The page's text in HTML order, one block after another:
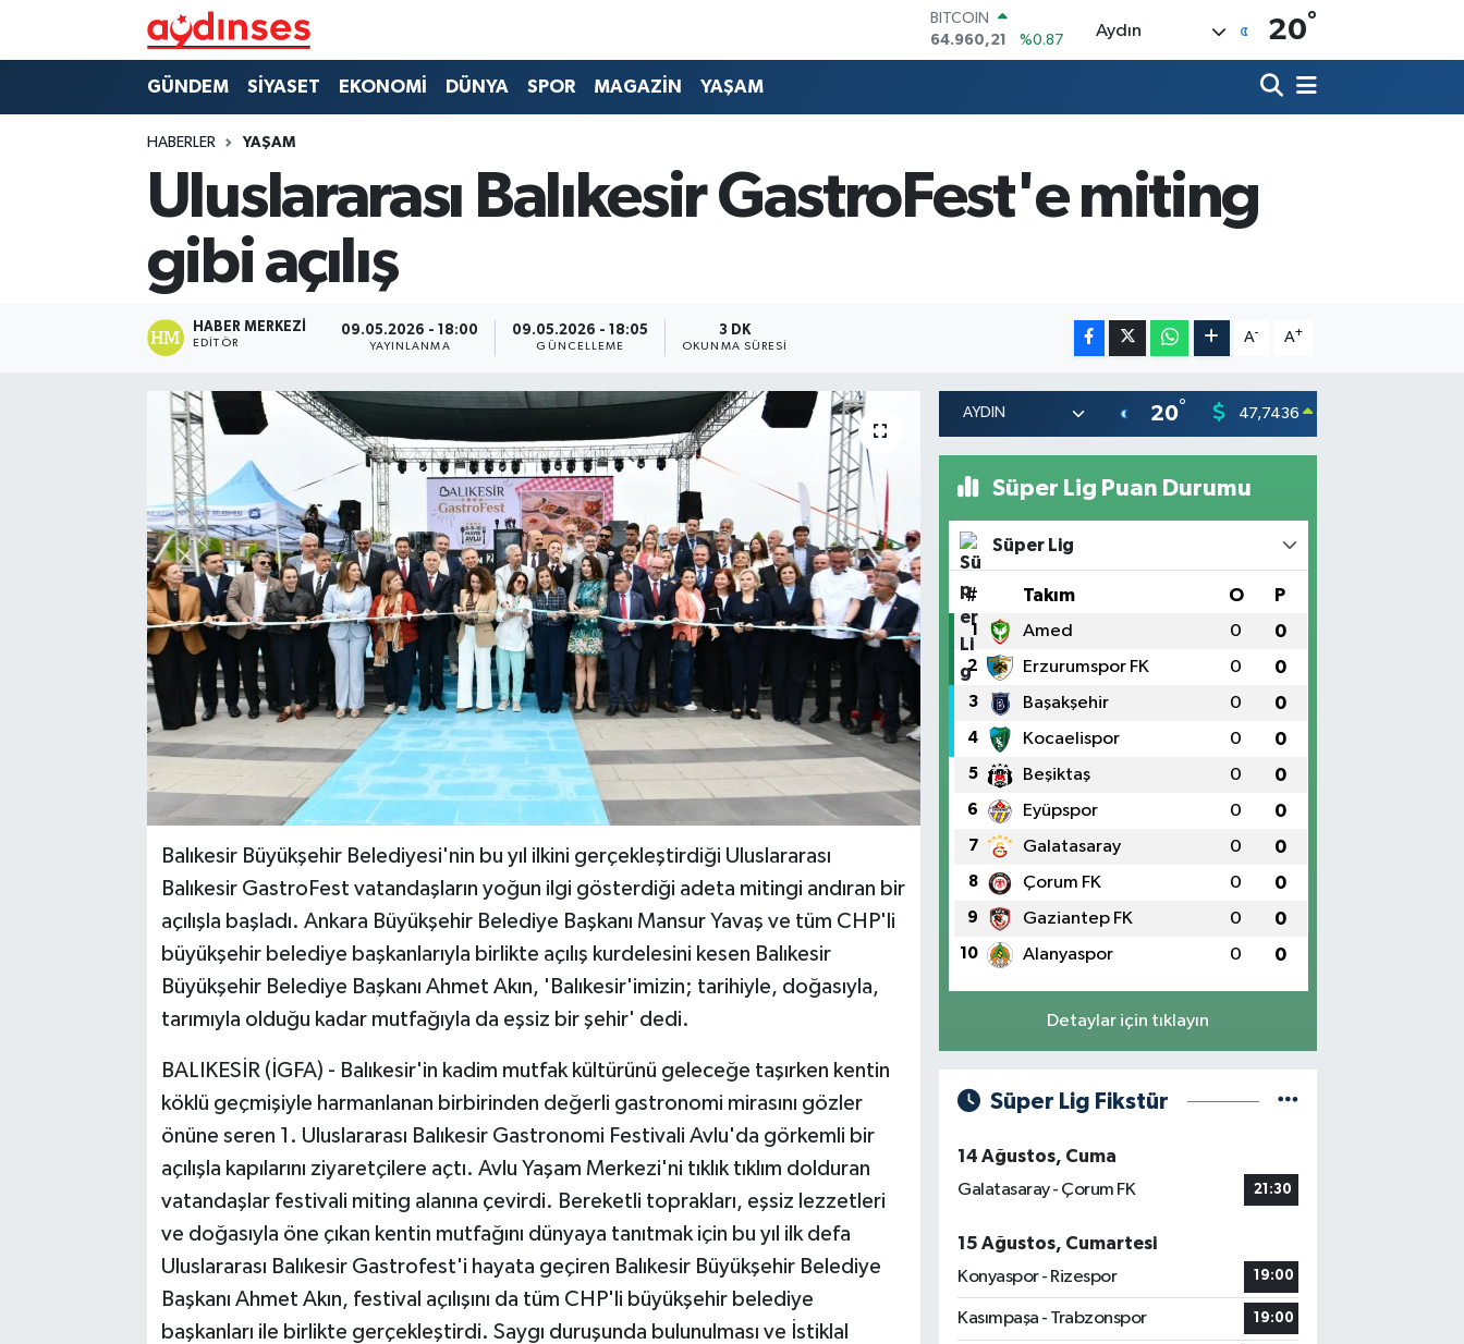
DOLAR
47,7436
%0.18
EURO
6660.55
%0.03
BİST100
13.779
%-14
Aydın 20°
GÜNDEM SİYASET EKONOMİ DÜNYA SPOR MAGAZİN YAŞAM
HABERLER YAŞAM
Uluslararası Balıkesir GastroFest'e miting
gibi açılış
HABER MERKEZI
EDITÖR
09.05.2026 - 18:00
YAYINLANMA
09.05.2026 - 18:05
GÜNCELLEME
3 DK
OKUNMA SÜRESI
A- A+
Balıkesir Büyükşehir Belediyesi'nin bu yıl ilkini gerçekleştirdiği Uluslararası
Balıkesir GastroFest vatandaşların yoğun ilgi gösterdiği adeta mitingi andıran bir
açılışla başladı. Ankara Büyükşehir Belediye Başkanı Mansur Yavaş ve tüm CHP'li
büyükşehir belediye başkanlarıyla birlikte açılış kurdelesini kesen Balıkesir
Büyükşehir Belediye Başkanı Ahmet Akın, 'Balıkesir'imizin; tarihiyle, doğasıyla,
tarımıyla olduğu kadar mutfağıyla da eşsiz bir şehir' dedi.
BALIKESİR (İGFA) - Balıkesir'in kadim mutfak kültürünü geleceğe taşırken kentin
köklü geçmişiyle harmanlanan birbirinden değerli gastronomi mirasını gözler
önüne seren 1. Uluslararası Balıkesir Gastronomi Festivali Avlu'da görkemli bir
açılışla kapılarını ziyaretçilere açtı. Avlu Yaşam Merkezi'ni tıklık tıklım dolduran
vatandaşlar festivali miting alanına çevirdi. Bereketli toprakları, eşsiz lezzetleri
ve doğasıyla öne çıkan kentin mutfağını dünyaya tanıtmak için bu yıl ilk defa
Uluslararası Balıkesir Gastrofest'i hayata geçiren Balıkesir Büyükşehir Belediye
Başkanı Ahmet Akın, festival açılışını da tüm CHP'li büyükşehir belediye
başkanları ile birlikte gerçekleştirdi. Saygı duruşunda bulunulması ve İstiklal
20° 47,7436 0.18
Süper Lig Puan Durumu
Süper Lig
# Takım O P
1 Amed 0 0
2 Erzurumspor FK 0 0
3 Başakşehir 0 0
4 Kocaelispor 0 0
5 Beşiktaş 0 0
6 Eyüpspor 0 0
7 Galatasaray 0 0
8 Çorum FK 0 0
9 Gaziantep FK 0 0
10 Alanyaspor 0 0
Detaylar için tıklayın
Süper Lig Fikstür
14 Ağustos, Cuma
Galatasaray - Çorum FK
21:30
15 Ağustos, Cumartesi
Konyaspor - Rizespor
19:00
Kasımpaşa - Trabzonspor 19:00
Nöbetçi Eczaneler
Hava Durumu
Aydin Namaz Vakitleri
Trafik Durumu
Tüm Manşetler
Son Dakika Haberleri